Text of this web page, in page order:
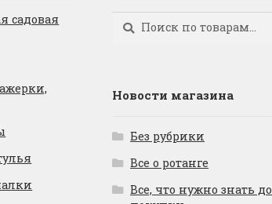
садовая
Искать:
Поиск
Новости магазина
Без рубрики
Все о ротанге
Все, что нужно знать до